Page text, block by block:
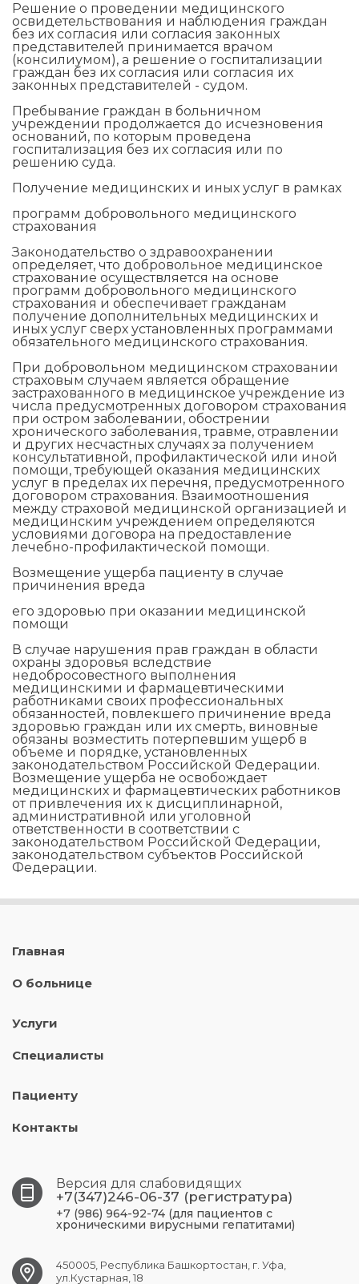
Решение о проведении медицинского
освидетельствования и наблюдения граждан
без их согласия или согласия законных
представителей принимается врачом
(консилиумом), а решение о госпитализации
граждан без их согласия или согласия их
законных представителей - судом.
Пребывание граждан в больничном
учреждении продолжается до исчезновения
оснований, по которым проведена
госпитализация без их согласия или по
решению суда.
Получение медицинских и иных услуг в рамках
программ добровольного медицинского
страхования
Законодательство о здравоохранении
определяет, что добровольное медицинское
страхование осуществляется на основе
программ добровольного медицинского
страхования и обеспечивает гражданам
получение дополнительных медицинских и
иных услуг сверх установленных программами
обязательного медицинского страхования.
При добровольном медицинском страховании
страховым случаем является обращение
застрахованного в медицинское учреждение из
числа предусмотренных договором страхования
при остром заболевании, обострении
хронического заболевания, травме, отравлении
и других несчастных случаях за получением
консультативной, профилактической или иной
помощи, требующей оказания медицинских
услуг в пределах их перечня, предусмотренного
договором страхования. Взаимоотношения
между страховой медицинской организацией и
медицинским учреждением определяются
условиями договора на предоставление
лечебно-профилактической помощи.
Возмещение ущерба пациенту в случае
причинения вреда
его здоровью при оказании медицинской
помощи
В случае нарушения прав граждан в области
охраны здоровья вследствие
недобросовестного выполнения
медицинскими и фармацевтическими
работниками своих профессиональных
обязанностей, повлекшего причинение вреда
здоровью граждан или их смерть, виновные
обязаны возместить потерпевшим ущерб в
объеме и порядке, установленных
законодательством Российской Федерации.
Возмещение ущерба не освобождает
медицинских и фармацевтических работников
от привлечения их к дисциплинарной,
административной или уголовной
ответственности в соответствии с
законодательством Российской Федерации,
законодательством субъектов Российской
Федерации.
Главная
О больнице
Услуги
Специалисты
Пациенту
Контакты
Версия для слабовидящих
+7(347)246-06-37 (регистратура)
+7 (986) 964-92-74 (для пациентов с
хроническими вирусными гепатитами)
450005, Республика Башкортостан, г. Уфа,
ул.Кустарная, 18